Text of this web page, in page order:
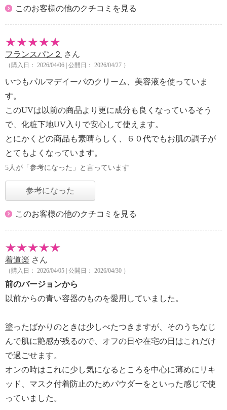
このお客様の他のクチコミを見る
フランスパン２ さん
（購入日： 2026/04/06 | 公開日： 2026/04/27 ）
いつもパルマデイーバのクリーム、美容液を使っていま
す。
このUVは以前の商品より更に成分も良くなっているそう
で、化粧下地UV入りで安心して使えます。
とにかくどの商品も素晴らしく、６０代でもお肌の調子が
とてもよくなっています。
5人が「参考になった」と言っています
参考になった
このお客様の他のクチコミを見る
着道楽 さん
（購入日： 2026/04/05 | 公開日： 2026/04/30 ）
前のバージョンから
以前からの青い容器のものを愛用していました。
塗ったばかりのときは少しべたつきますが、そのうちなじ
んで肌に艶感が残るので、オフの日や在宅の日はこれだけ
で過ごせます。
オンの時はこれに少し気になるところを中心に薄めにリキ
ッド、マスク付着防止のためパウダーをといった感じで使
っていました。